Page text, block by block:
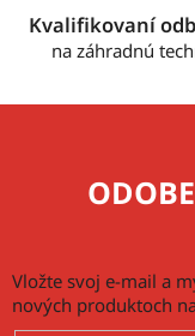
Kvalifikovaní
na záhradnú
Vložte svoj e-mail a
nových produktoch